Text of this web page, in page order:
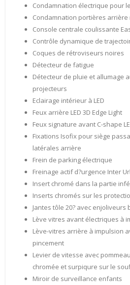
Condamnation électrique pour
Condamnation portières arrière
Console centrale coulissante
Contrôle dynamique de
Coques de rétroviseurs noires
Détecteur de fatigue
Détecteur de pluie et allumage
projecteurs
Eclairage intérieur à LED
Feux arrière LED 3D Edge Light
Feux signature avant C-shape
Fixations Isofix pour siège
latérales arrière
Frein de parking électrique
Freinage actif d?urgence Inter
Insert chromé dans la partie
Inserts chromés sur les
Jantes tôle 20? avec enjoliveurs
Lève vitres avant électriques à
Lève-vitres arrière à impulsion
pincement
Levier de vitesse avec
chromée et surpiqure sur le
Miroir de surveillance enfants